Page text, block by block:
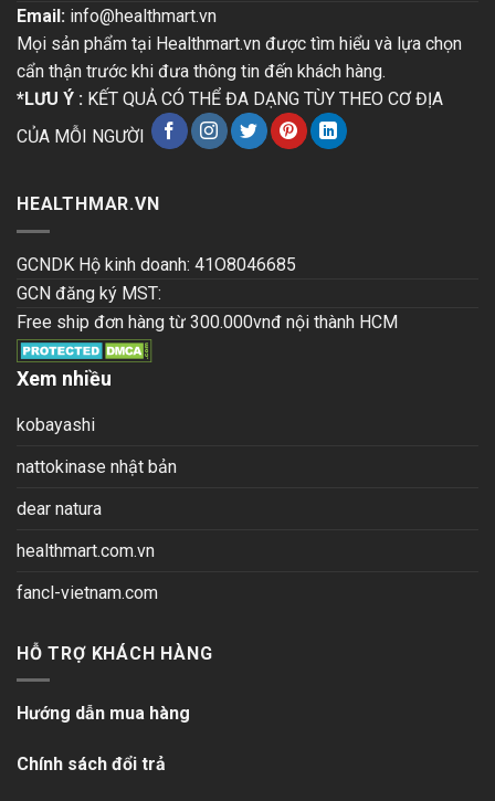
Email: info@healthmart.vn
Mọi sản phẩm tại Healthmart.vn được tìm hiểu và lựa chọn
cẩn thận trước khi đưa thông tin đến khách hàng.
*LƯU Ý : KẾT QUẢ CÓ THỂ ĐA DẠNG TÙY THEO CƠ ĐỊA
CỦA MỖI NGƯỜI
HEALTHMAR.VN
GCNDK Hộ kinh doanh: 41O8046685
GCN đăng ký MST:
Free ship đơn hàng từ 300.000vnđ nội thành HCM
Xem nhiều
kobayashi
nattokinase nhật bản
dear natura
healthmart.com.vn
fancl-vietnam.com
HỖ TRỢ KHÁCH HÀNG
Hướng dẫn mua hàng
Chính sách đổi trả